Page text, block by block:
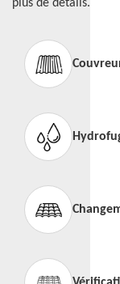
plus de détails.